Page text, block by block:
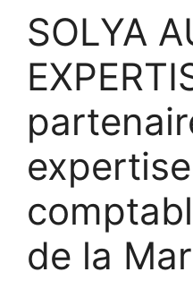
SOLYA
expertise
de la